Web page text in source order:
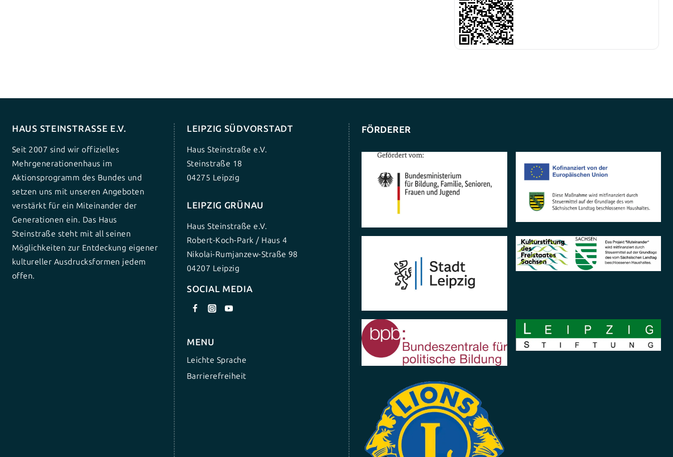
HAUS STEINSTRASSE E.V.
Seit 2007 sind wir offizielles
Mehrgenerationenhaus im
Aktionsprogramm des Bundes und
setzen uns mit unseren Angeboten
verstärkt für ein Miteinander der
Generationen ein. Das Haus
Steinstraße steht mit all seinen
Möglichkeiten zur Entdeckung eigener
kultureller Ausdrucksformen jedem
offen.
LEIPZIG SÜDVORSTADT
Haus Steinstraße e.V.
Steinstraße 18
04275 Leipzig
LEIPZIG GRÜNAU
Haus Steinstraße e.V.
Robert-Koch-Park / Haus 4
Nikolai-Rumjanzew-Straße 98
04207 Leipzig
SOCIAL MEDIA
MENU
Leichte Sprache
Barrierefreiheit
FÖRDERER